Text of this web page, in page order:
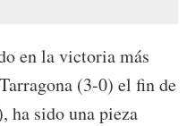
en la victoria más
(3-0) el fin de
ha sido una pieza